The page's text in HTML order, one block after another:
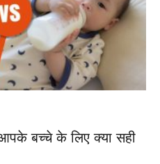
आपके बच्चे के लिए क्या सही